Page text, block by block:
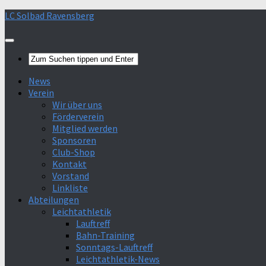
Skip
content
LC Solbad Ravensberg
News
Verein
Wir über uns
Förderverein
Mitglied werden
Sponsoren
Club-Shop
Kontakt
Vorstand
Linkliste
Abteilungen
Leichtathletik
Lauftreff
Bahn-Training
Sonntags-Lauftreff
Leichtathletik-News